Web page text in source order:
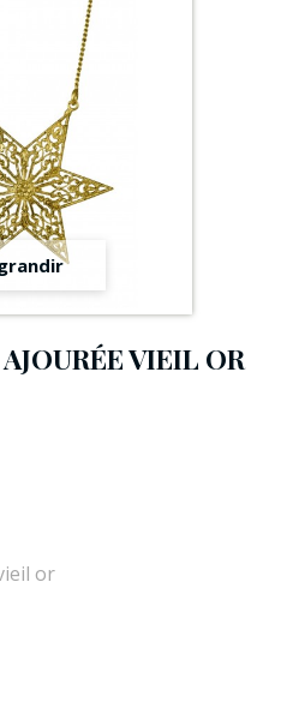
VIEIL OR
or